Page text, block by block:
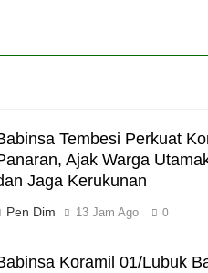
Tembesi Perkuat
Ajak Warga
Jaga Kerukunan
Pen Dim 13 Jam Ago 0
Koramil 01/Lubuk